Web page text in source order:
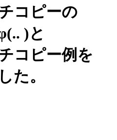
コピーの
)と
コピー例を
た。